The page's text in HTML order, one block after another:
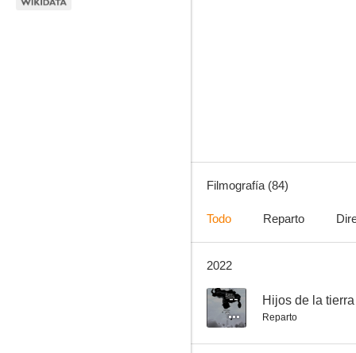
6.3
Filmografía (84)
Todo Reparto
2022
-- Hijos de la tierra
Reparto